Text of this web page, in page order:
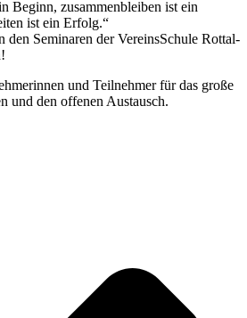
Beginn, zusammenbleiben ist ein
ist ein Erfolg.“
den Seminaren der VereinsSchule Rottal-
und Teilnehmer für das große
und den offenen Austausch.